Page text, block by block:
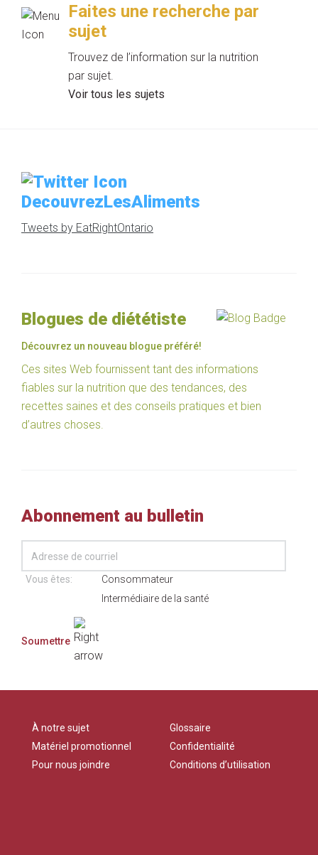
Faites une recherche par
sujet
Trouvez de l’information sur la nutrition
par sujet.
Voir tous les sujets
DecouvrezLesAliments
Tweets by EatRightOntario
Blogues de diététiste
Découvrez un nouveau blogue préféré!
Ces sites Web fournissent tant des informations
fiables sur la nutrition que des tendances, des
recettes saines et des conseils pratiques et bien
d’autres choses.
Abonnement au bulletin
Vous êtes:
Consommateur
Intermédiaire de la santé
À notre sujet
Matériel promotionnel
Pour nous joindre
Glossaire
Confidentialité
Conditions d’utilisation